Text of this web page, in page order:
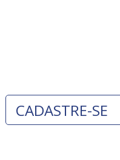
CADASTRE-SE